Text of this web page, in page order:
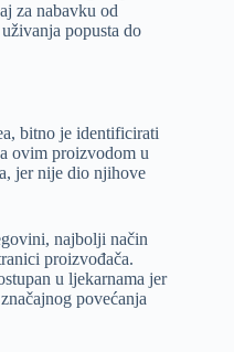
za nabavku od
popusta do
bitno je identificirati
ovim proizvodom u
jer nije dio njihove
najbolji način
proizvođača.
u ljekarnama jer
povećanja